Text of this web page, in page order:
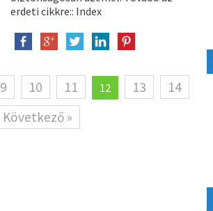
erdeti cikkre:: Index
9 10 11 12 13
14
Következő »